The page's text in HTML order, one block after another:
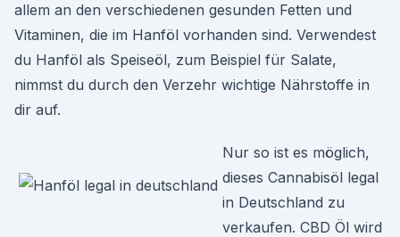
allem an den verschiedenen gesunden Fetten und
Vitaminen, die im Hanföl vorhanden sind. Verwendest
du Hanföl als Speiseöl, zum Beispiel für Salate,
nimmst du durch den Verzehr wichtige Nährstoffe in
dir auf.
Nur so ist es möglich,
dieses Cannabisöl legal
in Deutschland zu
verkaufen. CBD Öl wird